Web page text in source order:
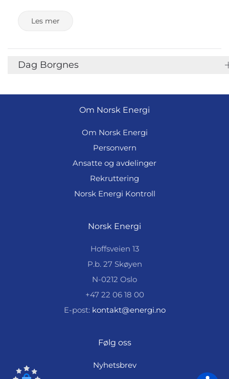
Les mer
Dag Borgnes
Om Norsk Energi
Om Norsk Energi
Personvern
Ansatte og avdelinger
Rekruttering
Norsk Energi Kontroll
Norsk Energi
Hoffsveien 13
P.b. 27 Skøyen
N-0212 Oslo
+47 22 06 18 00
E-post: kontakt@energi.no
Følg oss
Nyhetsbrev